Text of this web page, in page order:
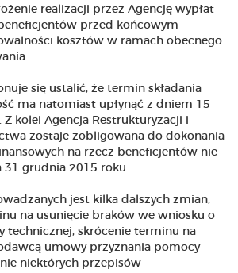
realizacji przez Agencję wypłat
przed końcowym
kosztów w ramach obecnego
się ustalić, że termin składania
ma natomiast upłynąć z dniem 15
kolei Agencja Restrukturyzacji i
zostaje zobligowana do dokonania
na rzecz beneficjentów nie
31 grudnia 2015 roku.
jest kilka dalszych zmian,
na usunięcie braków we wniosku o
technicznej, skrócenie terminu na
umowy przyznania pomocy
niektórych przepisów